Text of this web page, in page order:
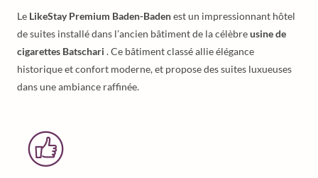
Le LikeStay Premium Baden-Badenest un impressionnant hôtel
de suites installé dans l’ancien bâtiment de la célèbreusine de
cigarettes Batschari . Ce bâtiment classé allie élégance
historique et confort moderne, et propose des suites luxueuses
dans une ambiance raffinée.